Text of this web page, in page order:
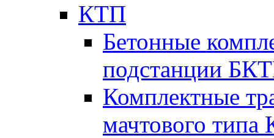
КТП
Бетонные
подстанции
Комплектные
мачтового